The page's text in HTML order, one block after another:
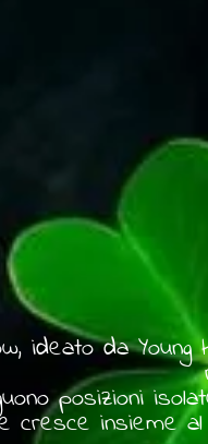
ideato da
posizioni
cresce insieme